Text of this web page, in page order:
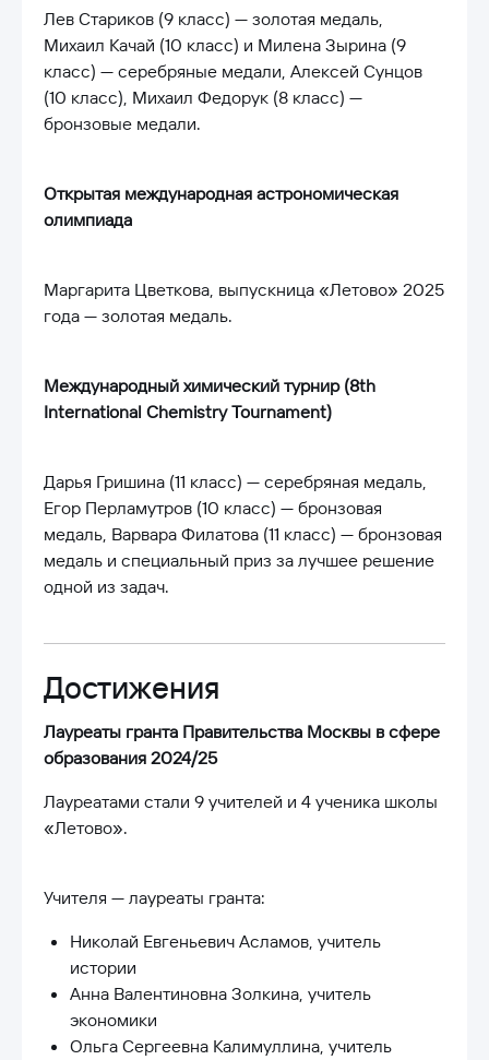
Лев Стариков (9 класс) — золотая медаль,
Михаил Качай (10 класс) и Милена Зырина (9
класс) — серебряные медали, Алексей Сунцов
(10 класс), Михаил Федорук (8 класс) —
бронзовые медали.
Открытая международная астрономическая
олимпиада
Маргарита Цветкова, выпускница «Летово» 2025
года — золотая медаль.
Международный химический турнир (8th
International Chemistry Tournament)
Дарья Гришина (11 класс) — серебряная медаль,
Егор Перламутров (10 класс) — бронзовая
медаль, Варвара Филатова (11 класс) — бронзовая
медаль и специальный приз за лучшее решение
одной из задач.
Достижения
Лауреаты гранта Правительства Москвы в сфере
образования 2024/25
Лауреатами стали 9 учителей и 4 ученика школы
«Летово».
Учителя — лауреаты гранта:
Николай Евгеньевич Асламов, учитель
истории
Анна Валентиновна Золкина, учитель
экономики
Ольга Сергеевна Калимуллина, учитель